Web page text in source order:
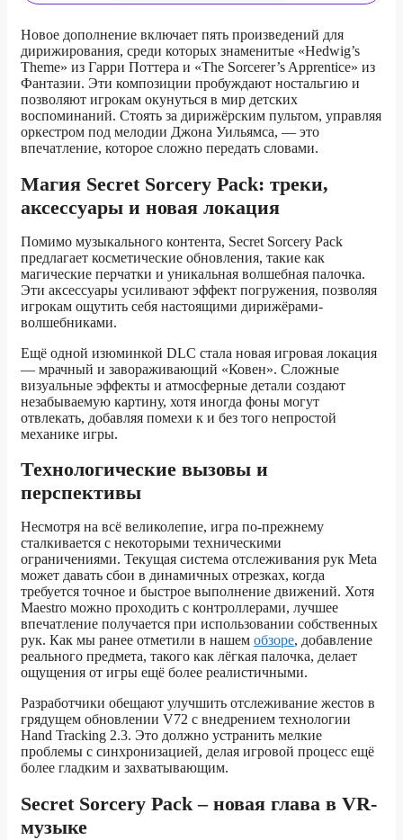
Новое дополнение включает пять произведений для
дирижирования, среди которых знаменитые «Hedwig’s
Theme» из Гарри Поттера и «The Sorcerer’s Apprentice» из
Фантазии. Эти композиции пробуждают ностальгию и
позволяют игрокам окунуться в мир детских
воспоминаний. Стоять за дирижёрским пультом, управляя
оркестром под мелодии Джона Уильямса, — это
впечатление, которое сложно передать словами.
Магия Secret Sorcery Pack: треки,
аксессуары и новая локация
Помимо музыкального контента, Secret Sorcery Pack
предлагает косметические обновления, такие как
магические перчатки и уникальная волшебная палочка.
Эти аксессуары усиливают эффект погружения, позволяя
игрокам ощутить себя настоящими дирижёрами-
волшебниками.
Ещё одной изюминкой DLC стала новая игровая локация
— мрачный и завораживающий «Ковен». Сложные
визуальные эффекты и атмосферные детали создают
незабываемую картину, хотя иногда фоны могут
отвлекать, добавляя помехи к и без того непростой
механике игры.
Технологические вызовы и
перспективы
Несмотря на всё великолепие, игра по-прежнему
сталкивается с некоторыми техническими
ограничениями. Текущая система отслеживания рук Meta
может давать сбои в динамичных отрезках, когда
требуется точное и быстрое выполнение движений. Хотя
Maestro можно проходить с контроллерами, лучшее
впечатление получается при использовании собственных
рук. Как мы ранее отметили в нашем обзоре, добавление
реального предмета, такого как лёгкая палочка, делает
ощущения от игры ещё более реалистичными.
Разработчики обещают улучшить отслеживание жестов в
грядущем обновлении V72 с внедрением технологии
Hand Tracking 2.3. Это должно устранить мелкие
проблемы с синхронизацией, делая игровой процесс ещё
более гладким и захватывающим.
Secret Sorcery Pack – новая глава в VR-
музыке